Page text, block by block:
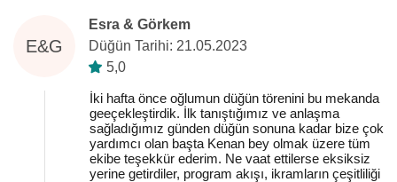
E&G
Esra & Görkem
Düğün Tarihi: 21.05.2023
5,0
İki hafta önce oğlumun düğün törenini bu mekanda
geeçekleştirdik. İlk tanıştığımız ve anlaşma
sağladığımız günden düğün sonuna kadar bize çok
yardımcı olan başta Kenan bey olmak üzere tüm
ekibe teşekkür ederim. Ne vaat ettilerse eksiksiz
yerine getirdiler, program akışı, ikramların çeşitliliği